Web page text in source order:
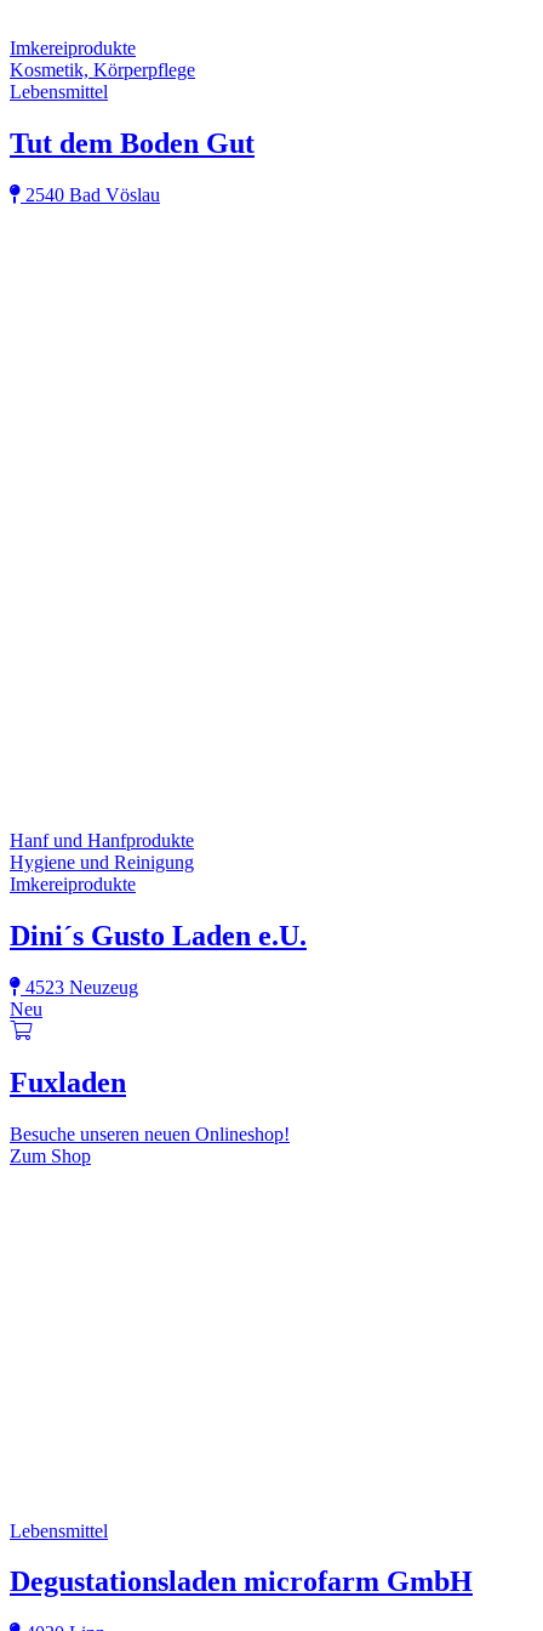
Imkereiprodukte
Kosmetik, Körperpflege
Lebensmittel
Tut dem Boden Gut
2540 Bad Vöslau
Hanf und Hanfprodukte
Hygiene und Reinigung
Imkereiprodukte
Dini´s Gusto Laden e.U.
4523 Neuzeug
Neu
Fuxladen
Besuche unseren neuen Onlineshop!
Zum Shop
Lebensmittel
Degustationsladen microfarm GmbH